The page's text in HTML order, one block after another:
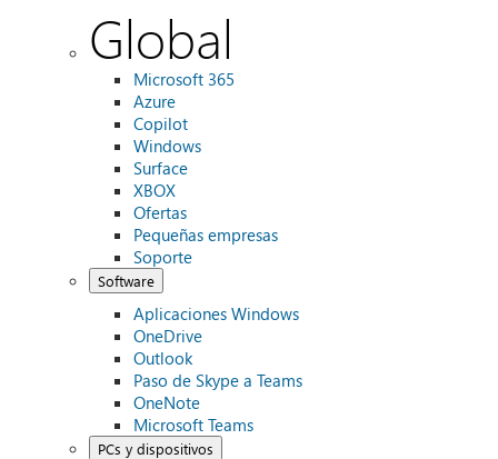
Global
Microsoft 365
Azure
Copilot
Windows
Surface
XBOX
Ofertas
Pequeñas empresas
Soporte
Software
Aplicaciones Windows
OneDrive
Outlook
Paso de Skype a Teams
OneNote
Microsoft Teams
PCs y dispositivos